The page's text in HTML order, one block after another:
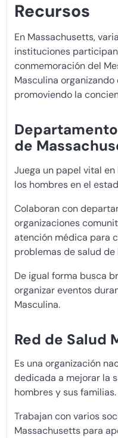
Recursos
En Massachusetts,
instituciones
conmemoración del
Masculina
promoviendo la
de
Juega un papel vital
los hombres en el
Colaboran con
organizaciones
atención médica para
problemas de salud de
De igual forma busca
organizar eventos
Masculina.
Red de Salud
Es una organización
dedicada a mejorar la
hombres y sus familias.
Trabajan con varios
Massachusetts para